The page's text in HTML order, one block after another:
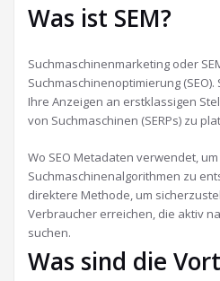
Was ist SEM?
Suchmaschinenmarketing oder
Suchmaschinenoptimierung (SEO).
Ihre Anzeigen an erstklassigen
von Suchmaschinen (SERPs) zu
Wo SEO Metadaten verwendet,
Suchmaschinenalgorithmen zu
direktere Methode, um
Verbraucher erreichen, die aktiv
suchen.
Was sind die